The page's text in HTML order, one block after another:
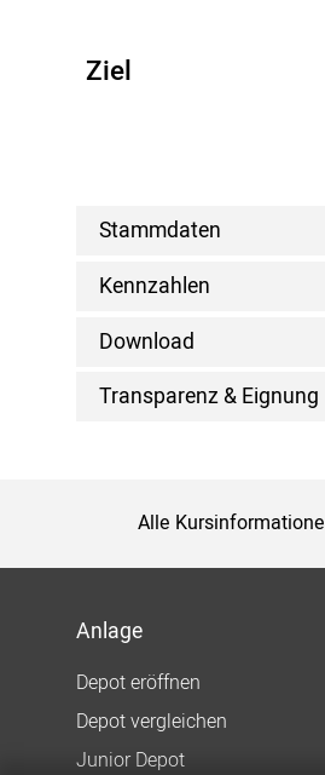
Ziel
Stammdaten
Kennzahlen
Download
Transparenz & Eignung
Alle
Anlage
Depot eröffnen
Depot vergleichen
Junior Depot